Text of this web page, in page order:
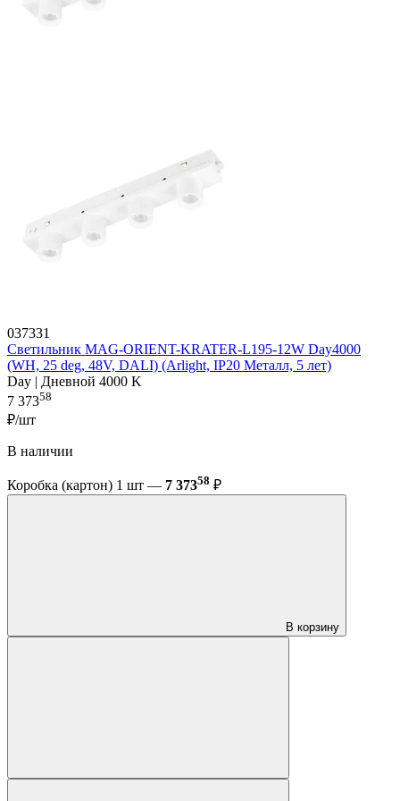
037331
Светильник MAG-ORIENT-KRATER-L195-12W Day4000
(WH, 25 deg, 48V, DALI) (Arlight, IP20 Металл, 5 лет)
Day | Дневной 4000 K
7 37358
₽/шт
В наличии
Коробка (картон) 1 шт — 7 37358 ₽
В корзину